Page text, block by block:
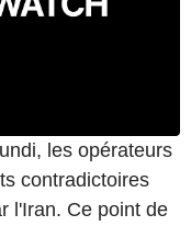
les opérateurs
contradictoires
l'Iran. Ce point de